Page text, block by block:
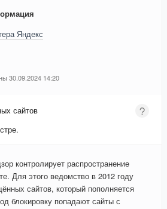
Яндекс
30.09.2024 14:20
сайтов
контролирует распространение
Для этого ведомство в 2012 году
сайтов, который пополняется
блокировку попадают сайты с